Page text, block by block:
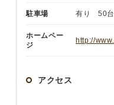
駐車場 有り 50台
ホームペー
ジ
http://
アクセス